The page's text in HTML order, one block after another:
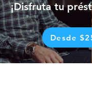
¡Disfruta tu
Desde